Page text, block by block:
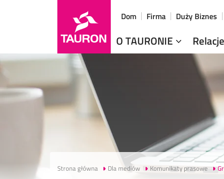
Dom Firma Duży Biznes
O TAURONIE
Strona główna Dla mediów Komunikaty prasowe